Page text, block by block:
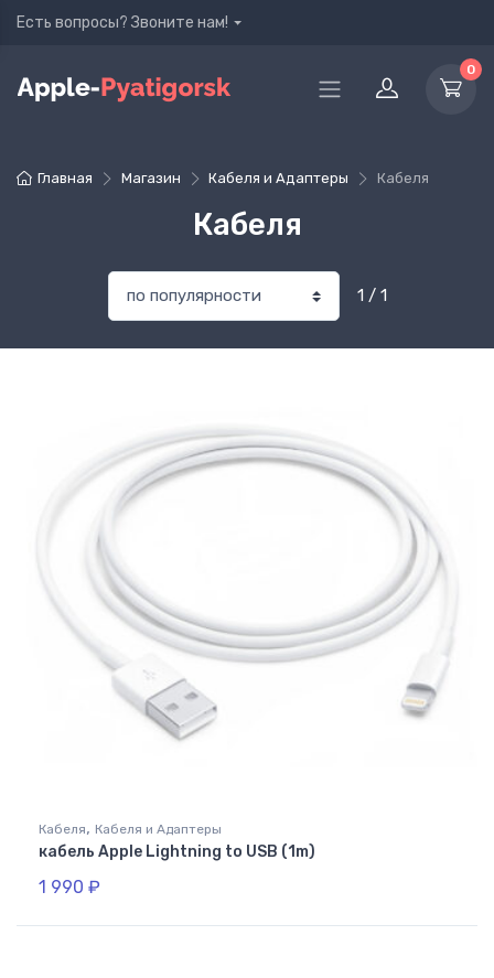
Есть вопросы? Звоните нам!
0
Главная Магазин Кабеля и Адаптеры Кабеля
Кабеля
1 / 1
Кабеля, Кабеля и Адаптеры
кабель Apple Lightning to USB (1m)
1 990 ₽